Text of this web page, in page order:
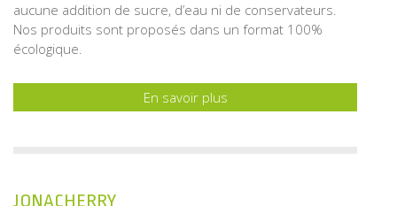
aucune addition de sucre, d’eau ni de conservateurs.
Nos produits sont proposés dans un format 100%
écologique.
En savoir plus
JONACHERRY